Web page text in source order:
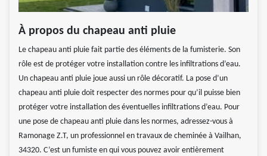
À propos du chapeau anti pluie
Le chapeau anti pluie fait partie des éléments de la fumisterie. Son
rôle est de protéger votre installation contre les infiltrations d’eau.
Un chapeau anti pluie joue aussi un rôle décoratif. La pose d’un
chapeau anti pluie doit respecter des normes pour qu’il puisse bien
protéger votre installation des éventuelles infiltrations d’eau. Pour
une pose de chapeau anti pluie dans les normes, adressez-vous à
Ramonage Z.T, un professionnel en travaux de cheminée à Vailhan,
34320. C’est un fumiste en qui vous pouvez avoir entièrement